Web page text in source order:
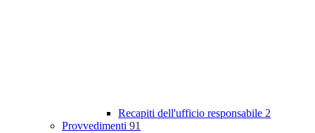
Recapiti dell'ufficio responsabile 2
Provvedimenti 91